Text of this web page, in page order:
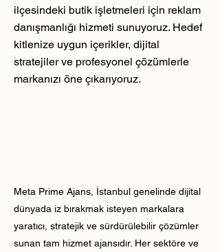
ilçesindeki butik işletmeleri için reklam
danışmanlığı hizmeti sunuyoruz. Hedef
kitlenize uygun içerikler, dijital
stratejiler ve profesyonel çözümlerle
markanızı öne çıkarıyoruz.
Meta Prime Ajans, İstanbul genelinde dijital
dünyada iz bırakmak isteyen markalara
yaratıcı, stratejik ve sürdürülebilir çözümler
sunan tam hizmet ajansıdır. Her sektöre ve